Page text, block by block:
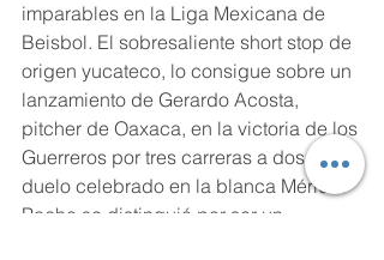
imparables en la Liga Mexicana de
Beisbol. El sobresaliente short stop de
origen yucateco, lo consigue sobre un
lanzamiento de Gerardo Acosta,
pitcher de Oaxaca, en la victoria de los
Guerreros por tres carreras a dos en
duelo celebrado en la blanca Mérida.
Pacho se distinguió por ser un